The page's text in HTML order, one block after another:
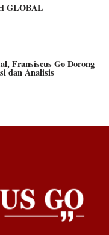
GLOBAL
Fransiscus Go Dorong
dan Analisis